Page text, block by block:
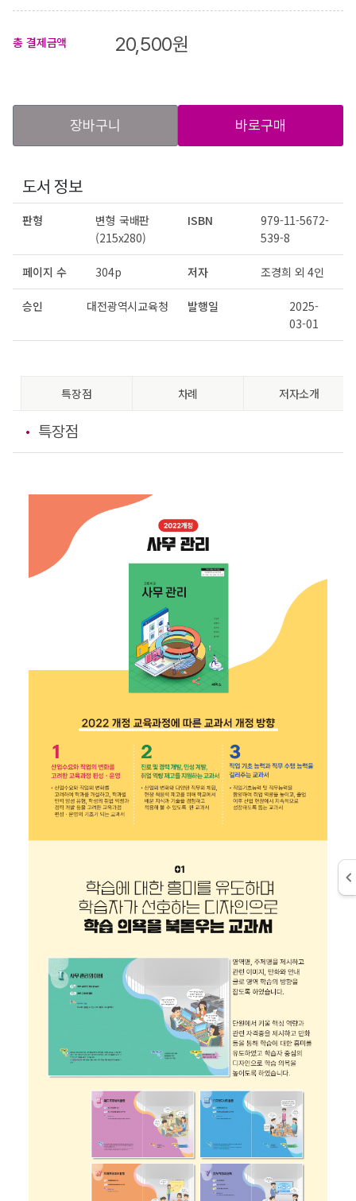
총 결제금액 20,500원
장바구니 바로구매
도서 정보
판형
변형 국배판
(215x280)
ISBN
979-11-5672-
539-8
페이지 수 304p 저자 조경희 외 4인
승인 대전광역시교육청 발행일
2025-
03-01
특장점 차례 저자소개
특장점